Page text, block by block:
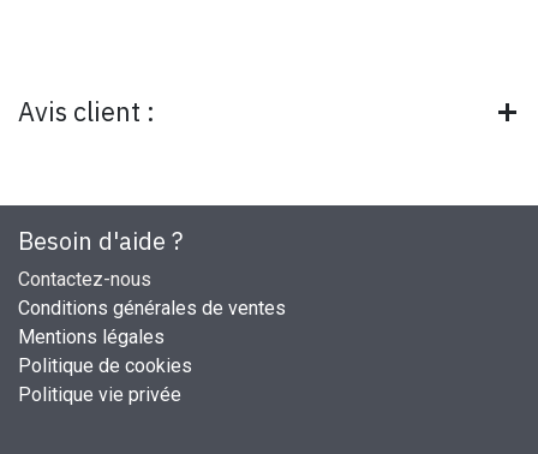
Avis client :
Besoin d'aide ?
Contactez-nous
Conditions générales de ventes
Mentions légales
Politique de cookies
Politique vie privée